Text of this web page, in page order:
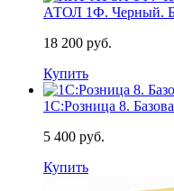
АТОЛ 1Ф. Черный.
18 200 руб.
Купить
1С:Розница 8.
5 400 руб.
Купить